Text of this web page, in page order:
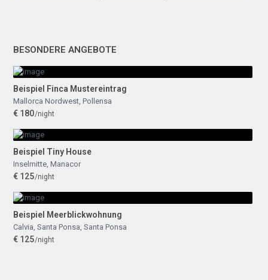
BESONDERE ANGEBOTE
Beispiel Finca Mustereintrag
Mallorca Nordwest, Pollensa
€ 180/night
Beispiel Tiny House
Inselmitte, Manacor
€ 125/night
Beispiel Meerblickwohnung
Calvia, Santa Ponsa, Santa Ponsa
€ 125/night